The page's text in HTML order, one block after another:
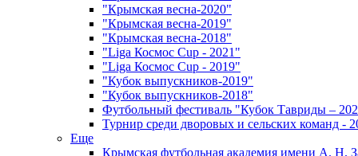
"Крымская весна-2020"
"Крымская весна-2019"
"Крымская весна-2018"
"Liga Космос Cup - 2021"
"Liga Космос Cup - 2019"
"Кубок выпускников-2019"
"Кубок выпускников-2018"
Футбольный фестиваль "Кубок Тавриды –
Турнир среди дворовых и сельских команд -
Еще
Крымская футбольная академия имени А. Н.